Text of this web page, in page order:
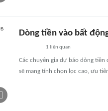
Dòng tiền vào bất
1 liên quan
Các chuyên gia dự báo dòng
sẽ mang tính chọn lọc cao, ưu